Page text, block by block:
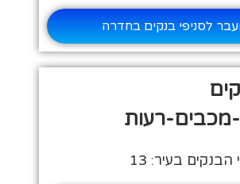
לסניפי בנקים בחדרה
מכבים-רעות
בעיר: 13